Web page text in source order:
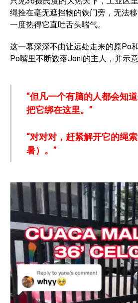
绳拴在毫无遮挡物的铁门旁，无法
一度热得它直吐舌头喘气。
这一幕深深不由让远处走来的原Po
Po嘴里不断数落Joni的主人，并示意
“但凡一个有脑的人都会知
把它绑在这里。”
“对对对，赶紧解开它的绳
暑）。”